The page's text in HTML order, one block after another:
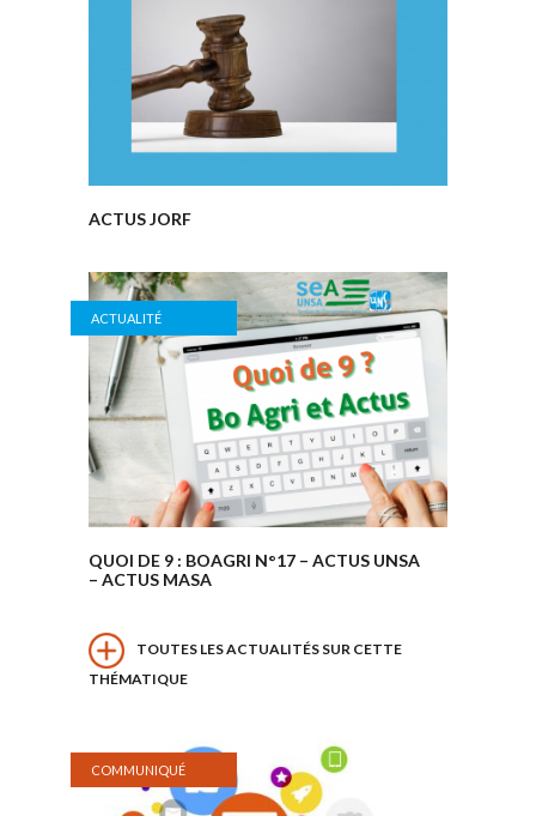
ACTUS JORF
ACTUALITÉ
QUOI DE 9 : BOAGRI N°17 – ACTUS UNSA
– ACTUS MASA
TOUTES LES ACTUALITÉS SUR CETTE
THÉMATIQUE
COMMUNIQUÉ